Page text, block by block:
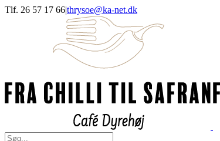
Skip
Tlf. 26 57 17 66|thrysoe@ka-net.dk
Søg